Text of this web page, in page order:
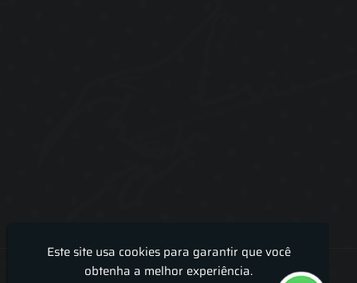
Lira Luz Decor - Cortinas sob medidas e persianas
Este site usa cookies para garantir que você
obtenha a melhor experiência.